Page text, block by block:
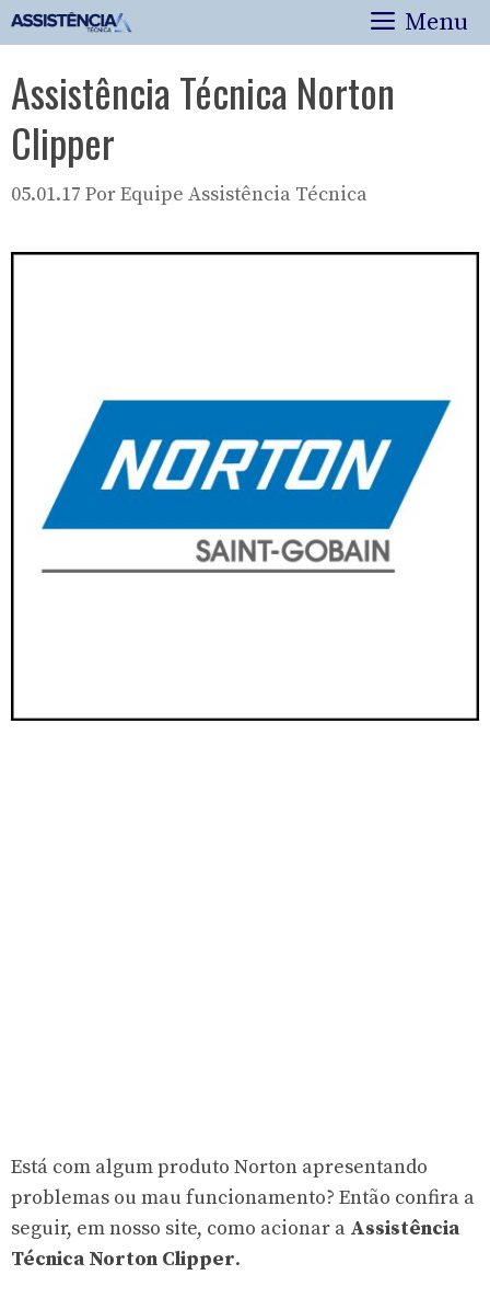
Pular
para
conteúdo
Menu
Assistência Técnica Norton
Clipper
05.01.17 PorEquipe Assistência Técnica
Está com algum produto Norton apresentando
problemas ou mau funcionamento? Então confira a
seguir, em nosso site, como acionar a Assistência
Técnica Norton Clipper.